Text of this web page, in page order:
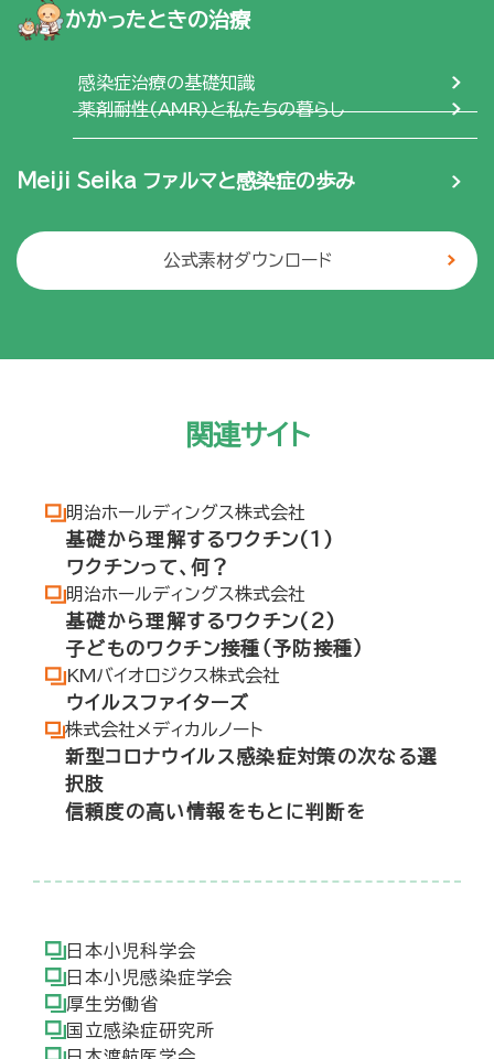
かかったときの治療
感染症治療の基礎知識
薬剤耐性(AMR)と私たちの暮らし
Meiji Seika ファルマと感染症の歩み
公式素材ダウンロード
関連サイト
明治ホールディングス株式会社
基礎から理解するワクチン(1)
ワクチンって､何？
明治ホールディングス株式会社
基礎から理解するワクチン(2)
子どものワクチン接種（予防接種）
KMバイオロジクス株式会社
ウイルスファイターズ
株式会社メディカルノート
新型コロナウイルス感染症対策の次なる選
択肢
信頼度の高い情報をもとに判断を
日本小児科学会
日本小児感染症学会
厚生労働省
国立感染症研究所